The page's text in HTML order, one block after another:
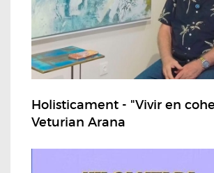
Holisticament - "Vivir en
Veturian Arana